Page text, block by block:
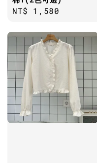
Regular
NT$ 1,580